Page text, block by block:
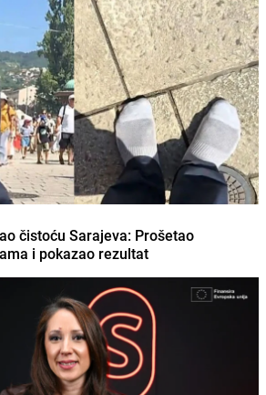
čistoću Sarajeva: Prošetao
i pokazao rezultat